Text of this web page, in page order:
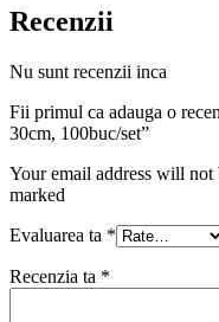
Recenzii
Nu sunt recenzii inca
Fii primul ca adauga o
30cm, 100buc/set”
Your email address will
marked
Evaluarea ta *
Recenzia ta *